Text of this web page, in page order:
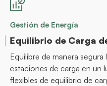
Gestión de Energía
Equilibrio de Carga
Equilibre de manera
estaciones de carga en un
flexibles de equilibrio de